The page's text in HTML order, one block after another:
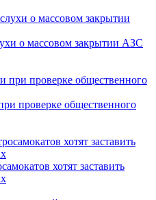
о массовом закрытии АЗС
проверке общественного
хотят заставить